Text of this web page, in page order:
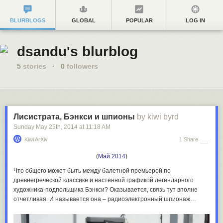
BLURBLOGS GLOBAL POPULAR LOG IN
dsandu's blurblog
5 stories · 0 followers
Лисистрата, Бэнкси и шпионы by kiwi byrd
Sunday May 25th, 2014 at 11:18 AM
Kiwi ArXiv 1 Share
(Май 2014)
Что общего может быть между балетной премьерой по
древнегреческой классике и настенной графикой легендарного
художника-подпольщика Бэнкси? Оказывается, связь тут вполне
отчетливая. И называется она – радиоэлектронный шпионаж…